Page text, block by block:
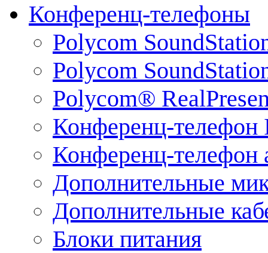
Конференц-телефоны
Polycom
Polycom
Polycom®
Конференц-телефон
Конференц-телефон
Дополнительные
Дополнительные
Блоки питания